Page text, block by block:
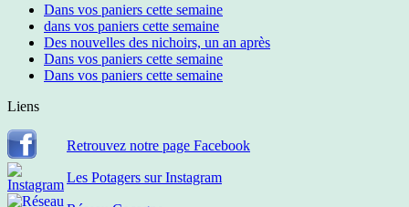
Dans vos paniers cette semaine
dans vos paniers cette semaine
Des nouvelles des nichoirs, un an après
Dans vos paniers cette semaine
Dans vos paniers cette semaine
Liens
Retrouvez notre page Facebook
Les Potagers sur Instagram